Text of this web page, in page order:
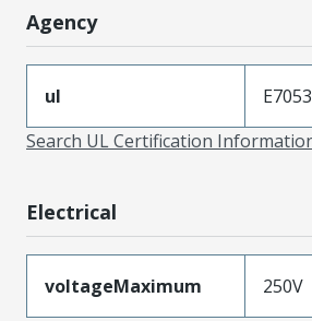
Agency
ul
Search UL Certification
Electrical
voltageMaximum 250V